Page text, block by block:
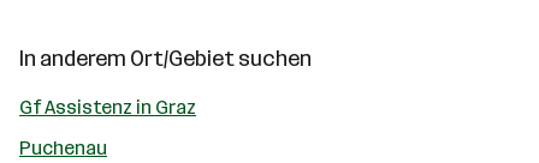
In anderem Ort/Gebiet suchen
Gf Assistenz in Graz
Puchenau